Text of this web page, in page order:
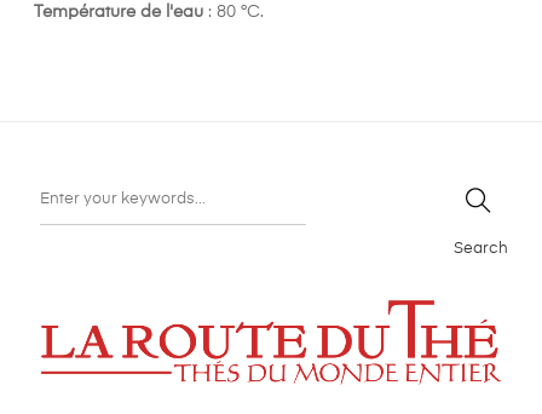
Température de l'eau : 80 °C.
Search